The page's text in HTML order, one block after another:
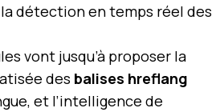
détection en temps réel des
vont jusqu’à proposer la
des balises hreflang
et l’intelligence de